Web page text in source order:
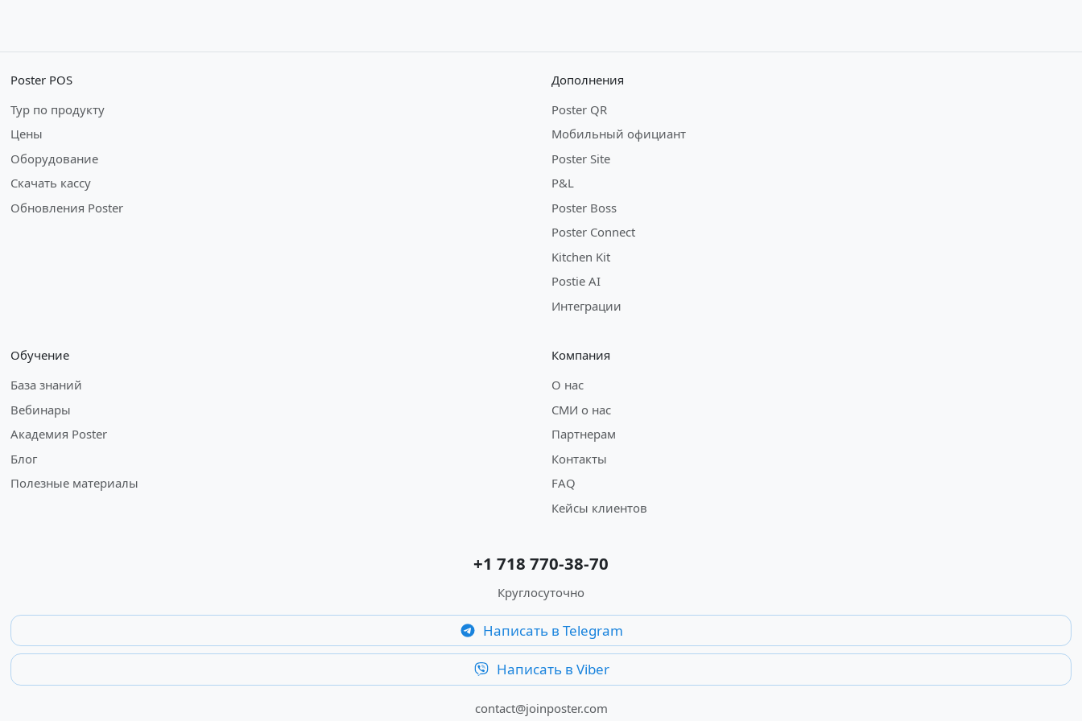
Poster POS
Тур по продукту
Цены
Оборудование
Скачать кассу
Обновления Poster
Дополнения
Poster QR
Мобильный официант
Poster Site
P&L
Poster Boss
Poster Connect
Kitchen Kit
Postie AI
Интеграции
Обучение
База знаний
Вебинары
Академия Poster
Блог
Полезные материалы
Компания
О нас
СМИ о нас
Партнерам
Контакты
FAQ
Кейсы клиентов
+1 718 770-38-70
Круглосуточно
Написать в Telegram
Написать в Viber
contact@joinposter.com